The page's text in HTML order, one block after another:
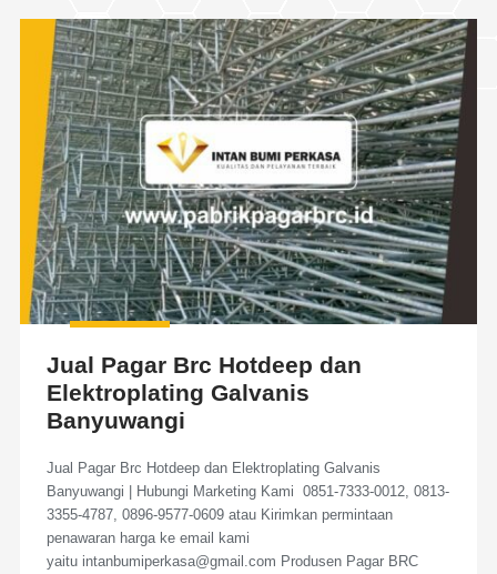
Jual Pagar Brc Hotdeep dan
Elektroplating Galvanis
Banyuwangi
Jual Pagar Brc Hotdeep dan Elektroplating Galvanis
Banyuwangi | Hubungi Marketing Kami 0851-7333-0012, 0813-
3355-4787, 0896-9577-0609 atau Kirimkan permintaan
penawaran harga ke email kami
yaitu intanbumiperkasa@gmail.com Produsen Pagar BRC